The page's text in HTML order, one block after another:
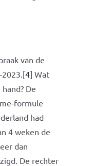
van de
2023.[4] Wat
De
formule
had
4 weken de
dan
De rechter